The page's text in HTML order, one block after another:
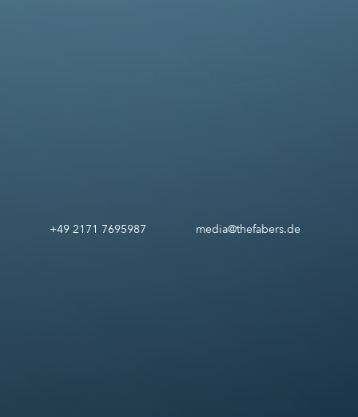
+49 2171 7695987 media@thefabers.de